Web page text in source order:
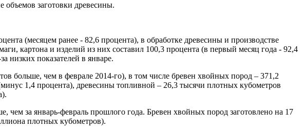
объемов заготовки древесины.
(месяцем ранее - 82,6 процента), в обработке древесины и производстве
картона и изделий из них составил 100,3 процента (в первый месяц года - 92,4
низких показателей в январе.
больше, чем в феврале 2014-го), в том числе бревен хвойных пород – 371,2
1,4 процента), древесины топливной – 26,3 тысячи плотных кубометров
за январь-февраль прошлого года. Бревен хвойных пород заготовлено на 17
плотных кубометров).